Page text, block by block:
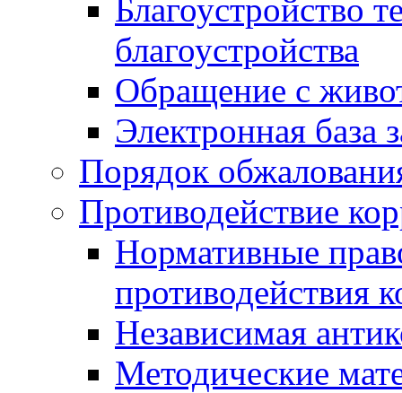
Благоустройство
благоустройства
Обращение с
Электронная база
Порядок
Противодействие
Нормативные
противодействия
Независимая
Методические